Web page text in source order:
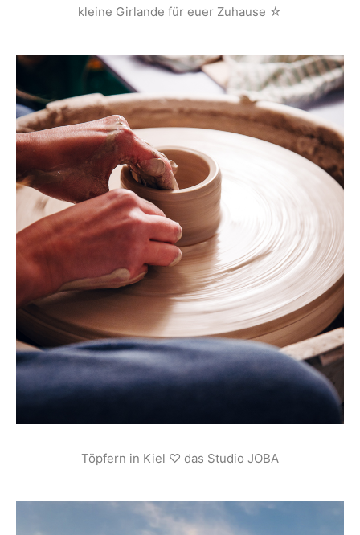
kleine Girlande für euer Zuhause ☆
Töpfern in Kiel ♡ das Studio JOBA